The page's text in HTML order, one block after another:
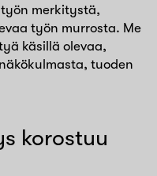
merkitystä,
työn murrosta. Me
käsillä olevaa,
tuoden
korostuu